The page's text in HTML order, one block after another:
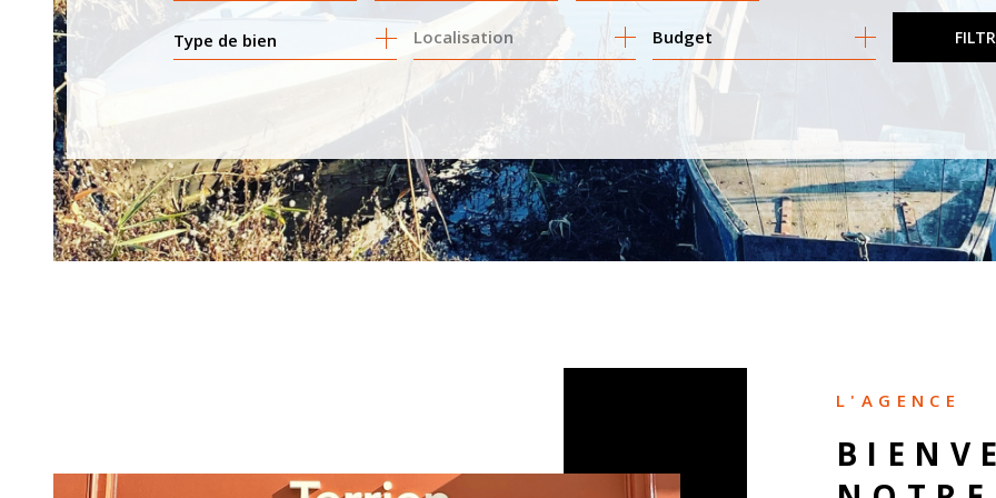
DE L'ANCIEN
DE L'IMMO PRO
Type de bien Budget
L'AGENCE